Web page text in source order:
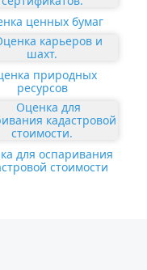
ценных бумаг
природных
ресурсов
для оспаривания
стоимости